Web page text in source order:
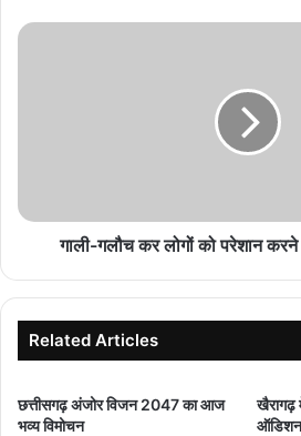
पर
गाली-
दो
गाली-गलौच कर लोगों को परेशान करने
Related Articles
छत्तीसगढ़ अंजोर विजन 2047 का आज
भव्य विमोचन
खैरागढ़
ऑडिशन